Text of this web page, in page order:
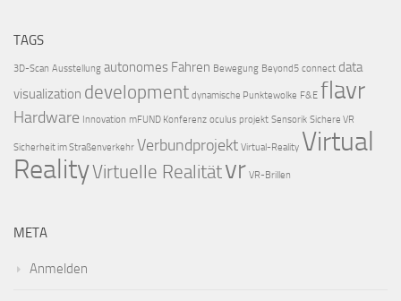
TAGS
3D-Scan Ausstellung autonomes Fahren Bewegung Beyond5 connect data
visualization development dynamische Punktewolke F&E flavr
Hardware Innovation mFUND Konferenz oculus projekt Sensorik Sichere VR
Sicherheit im Straßenverkehr Verbundprojekt Virtual-Reality Virtual
RealityVirtuelle Realitätvr VR-Brillen
META
Anmelden